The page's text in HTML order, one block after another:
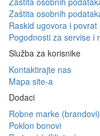
Zaštita osobnih
Raskid ugovora i povrat
Pogodnosti za servise i
Služba za korisnike
Kontaktirajte nas
Mapa site-a
Dodaci
Robne marke (brandovi)
Poklon bonovi